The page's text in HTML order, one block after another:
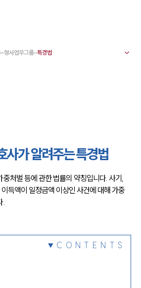
형사업무그룹
사가 알려주는 특경법
처벌 등에 관한 법률의 약칭입니다. 사기,
득액이 일정금액 이상인 사건에 대해 가중
.
CONTENTS